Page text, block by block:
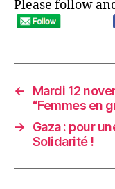
Please follow
←
Mardi 12
“Femmes en
→
Gaza : pour
Solidarité !